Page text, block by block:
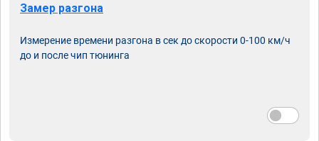
Замер разгона
Измерение времени разгона в сек до скорости 0-100 км/ч
до и после чип тюнинга